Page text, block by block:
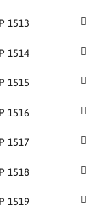
1513
1514
1515
1516
1517
1518
1519